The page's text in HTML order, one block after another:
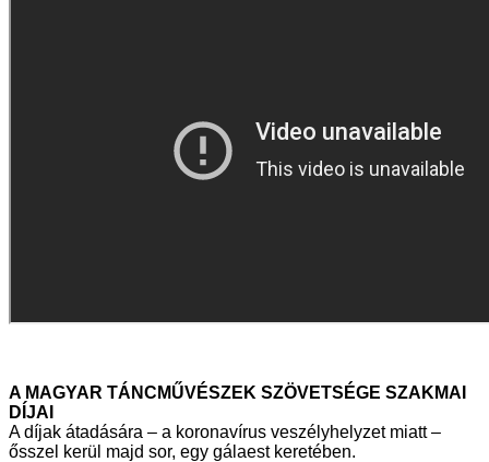
A MAGYAR TÁNCMŰVÉSZEK SZÖVETSÉGE SZAKMAI
DÍJAI
A díjak átadására – a koronavírus veszélyhelyzet miatt –
ősszel kerül majd sor, egy gálaest keretében.